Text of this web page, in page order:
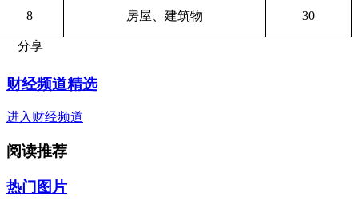
8 房屋、建筑物 30
分享
财经频道精选
进入财经频道
阅读推荐
热门图片